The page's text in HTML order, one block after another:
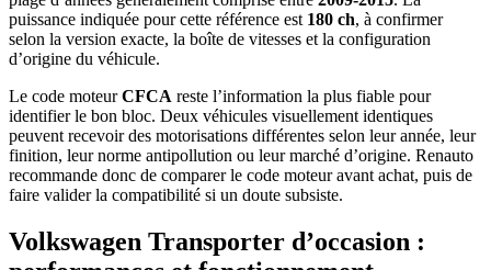
puissance indiquée pour cette référence est 180 ch, à confirmer
selon la version exacte, la boîte de vitesses et la configuration
d’origine du véhicule.
Le code moteurCFCA reste l’information la plus fiable pour
identifier le bon bloc. Deux véhicules visuellement identiques
peuvent recevoir des motorisations différentes selon leur année, leur
finition, leur norme antipollution ou leur marché d’origine. Renauto
recommande donc de comparer le code moteur avant achat, puis de
faire valider la compatibilité si un doute subsiste.
Volkswagen Transporter d’occasion :